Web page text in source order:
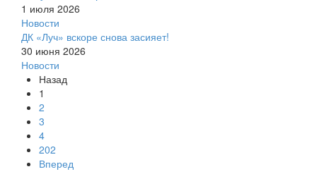
1 июля 2026
Новости
ДК «Луч» вскоре снова засияет!
30 июня 2026
Новости
Назад
1
2
3
4
202
Вперед